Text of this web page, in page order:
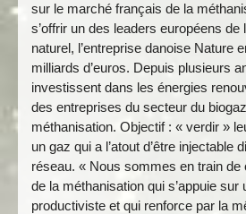
sur le marché français de la
s’offrir un des leaders européens de
naturel, l’entreprise danoise Nature
milliards d’euros. Depuis plusieurs
investissent dans les énergies
des entreprises du secteur du
méthanisation. Objectif : « verdir »
un gaz qui a l’atout d’être injectable
réseau. « Nous sommes en train de
de la méthanisation qui s’appuie sur
productiviste et qui renforce par la